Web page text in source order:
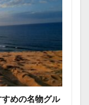
めの名物グル